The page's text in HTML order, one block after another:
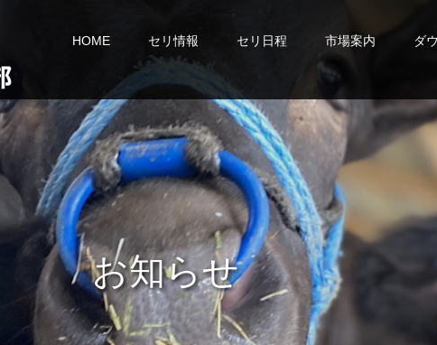
HOME セリ情報 セリ日程 市場案内 ダ
お知らせ